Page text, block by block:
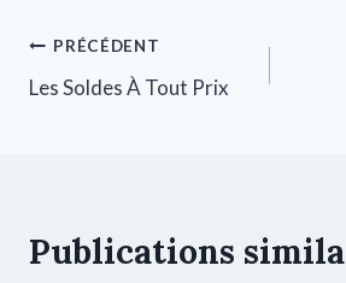
PRÉCÉDENT
Les Soldes À Tout Prix
Publications